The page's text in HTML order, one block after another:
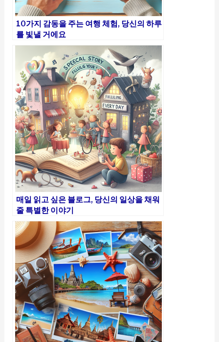
10가지 감동을 주는 여행 체험, 당신의 하루
를 빛낼 거에요
매일 읽고 싶은 블로그, 당신의 일상을 채워
줄 특별한 이야기